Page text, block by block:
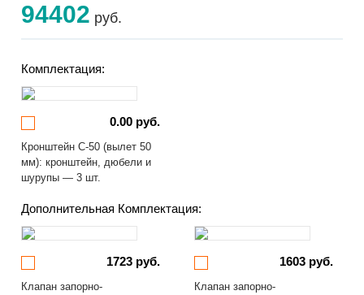
94402 руб.
Комплектация:
0.00 руб.
Кронштейн С-50 (вылет 50
мм): кронштейн, дюбели и
шурупы — 3 шт.
Дополнительная Комплектация:
1723 руб.
Клапан запорно-
1603 руб.
Клапан запорно-